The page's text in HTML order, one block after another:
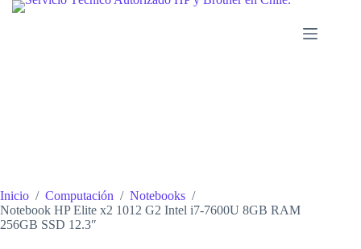
Saltar
Inicio / Computación / Notebooks /
Notebook HP Elite x2 1012 G2 Intel i7-7600U 8GB RAM
256GB SSD 12.3″